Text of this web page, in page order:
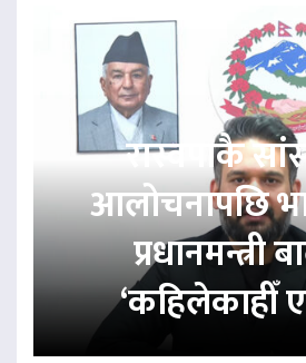
रास्वपाकै
आलोचनापछि
प्रधानमन्त्री
‘कहिलेकाहीँ